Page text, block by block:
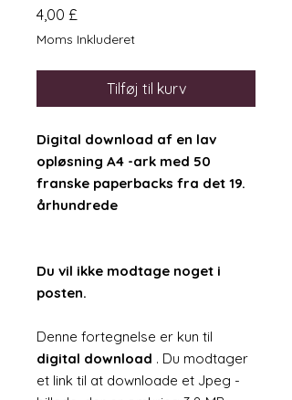
4,00 £
Moms Inkluderet
Tilføj til kurv
Digital download af en lav
opløsning A4 -ark med 50
franske paperbacks fra det 19.
århundrede
Du vil ikke modtage noget i
posten.
Denne fortegnelse er kun til
digital download . Du modtager
et link til at downloade et Jpeg -